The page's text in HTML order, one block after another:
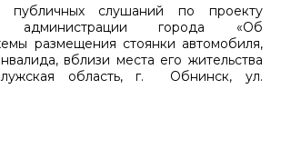
публичных слушаний по проекту
администрации города «Об
размещения стоянки автомобиля,
вблизи места его жительства
область, г. Обнинск, ул.